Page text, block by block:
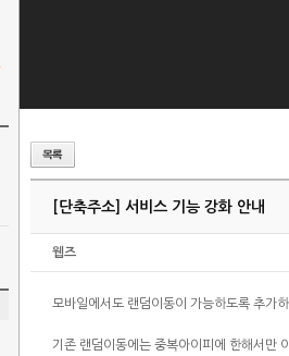
[단축주소] 서비스 기능 강화 안내
웹즈
모바일에서도 랜덤이동이 가능하도록 추가
기존 랜덤이동에는 중복아이피에 한해서만